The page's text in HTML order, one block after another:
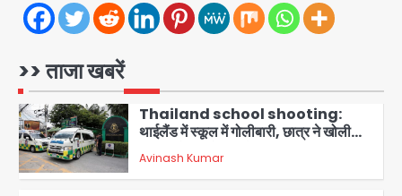
>> ताजा खबरें
1
दिल्ली-एनसीआर में बारिश से जनजीवन बेहाल,
उत्तराखंड और यूपी में बाढ़ का कहर, गंगा समेत
2
Thailand school shooting:
थाईलैंड में स्कूल में गोलीबारी, छात्र ने खोली
फायर, दो की मौत, कई घायल
Avinash Kumar